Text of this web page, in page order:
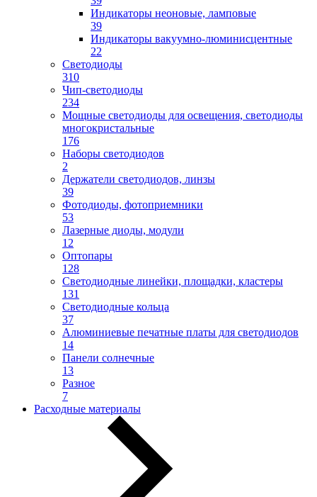
Индикаторы неоновые, ламповые
39
Индикаторы вакуумно-люминисцентные
22
Светодиоды
310
Чип-светодиоды
234
Мощные светодиоды для освещения, светодиоды
многокристальные
176
Наборы светодиодов
2
Держатели светодиодов, линзы
39
Фотодиоды, фотоприемники
53
Лазерные диоды, модули
12
Оптопары
128
Светодиодные линейки, площадки, кластеры
131
Светодиодные кольца
37
Алюминиевые печатные платы для светодиодов
14
Панели солнечные
13
Разное
7
Расходные материалы